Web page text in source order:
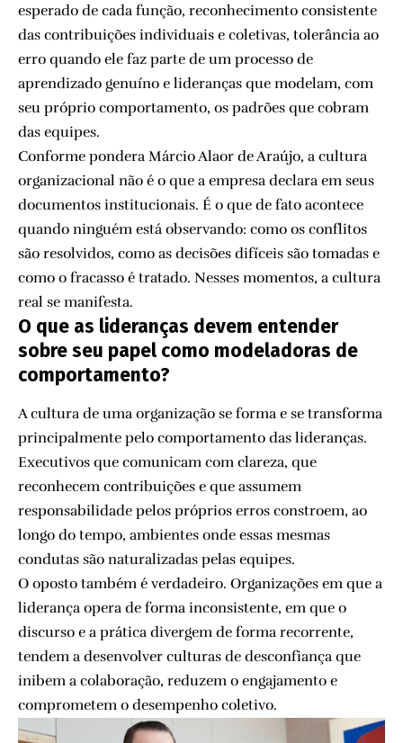
esperado de cada função, reconhecimento consistente
das contribuições individuais e coletivas, tolerância ao
erro quando ele faz parte de um processo de
aprendizado genuíno e lideranças que modelam, com
seu próprio comportamento, os padrões que cobram
das equipes.
Conforme pondera Márcio Alaor de Araújo, a cultura
organizacional não é o que a empresa declara em seus
documentos institucionais. É o que de fato acontece
quando ninguém está observando: como os conflitos
são resolvidos, como as decisões difíceis são tomadas e
como o fracasso é tratado. Nesses momentos, a cultura
real se manifesta.
O que as lideranças devem entender
sobre seu papel como modeladoras de
comportamento?
A cultura de uma organização se forma e se transforma
principalmente pelo comportamento das lideranças.
Executivos que comunicam com clareza, que
reconhecem contribuições e que assumem
responsabilidade pelos próprios erros constroem, ao
longo do tempo, ambientes onde essas mesmas
condutas são naturalizadas pelas equipes.
O oposto também é verdadeiro. Organizações em que a
liderança opera de forma inconsistente, em que o
discurso e a prática divergem de forma recorrente,
tendem a desenvolver culturas de desconfiança que
inibem a colaboração, reduzem o engajamento e
comprometem o desempenho coletivo.